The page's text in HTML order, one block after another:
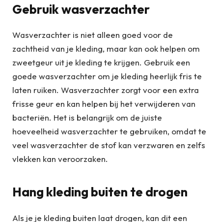
Gebruik wasverzachter
Wasverzachter is niet alleen goed voor de
zachtheid van je kleding, maar kan ook helpen om
zweetgeur uit je kleding te krijgen. Gebruik een
goede wasverzachter om je kleding heerlijk fris te
laten ruiken. Wasverzachter zorgt voor een extra
frisse geur en kan helpen bij het verwijderen van
bacteriën. Het is belangrijk om de juiste
hoeveelheid wasverzachter te gebruiken, omdat te
veel wasverzachter de stof kan verzwaren en zelfs
vlekken kan veroorzaken.
Hang kleding buiten te drogen
Als je je kleding buiten laat drogen, kan dit een